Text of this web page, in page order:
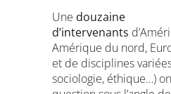
Une douzaine
d’intervenants
Amérique du nord,
et de disciplines
sociologie, éthique…)